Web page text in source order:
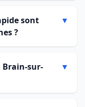
sont
?
▼
Brain-sur-
▼